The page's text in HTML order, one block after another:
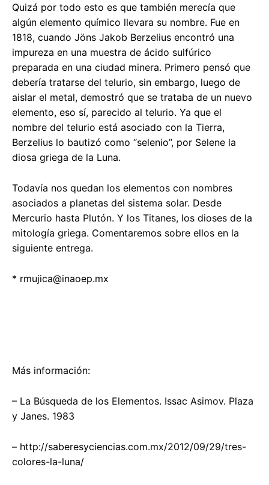
Quizá por todo esto es que también merecía que
algún elemento químico llevara su nombre. Fue en
1818, cuando Jöns Jakob Berzelius encontró una
impureza en una muestra de ácido sulfúrico
preparada en una ciudad minera. Primero pensó que
debería tratarse del telurio, sin embargo, luego de
aislar el metal, demostró que se trataba de un nuevo
elemento, eso sí, parecido al telurio. Ya que el
nombre del telurio está asociado con la Tierra,
Berzelius lo bautizó como “selenio”, por Selene la
diosa griega de la Luna.
Todavía nos quedan los elementos con nombres
asociados a planetas del sistema solar. Desde
Mercurio hasta Plutón. Y los Titanes, los dioses de la
mitología griega. Comentaremos sobre ellos en la
siguiente entrega.
* rmujica@inaoep.mx
Más información:
– La Búsqueda de los Elementos. Issac Asimov. Plaza
y Janes. 1983
– http://saberesyciencias.com.mx/2012/09/29/tres-
colores-la-luna/